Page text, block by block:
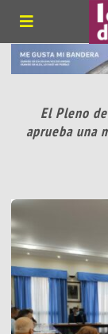
El Pleno
aprueba una